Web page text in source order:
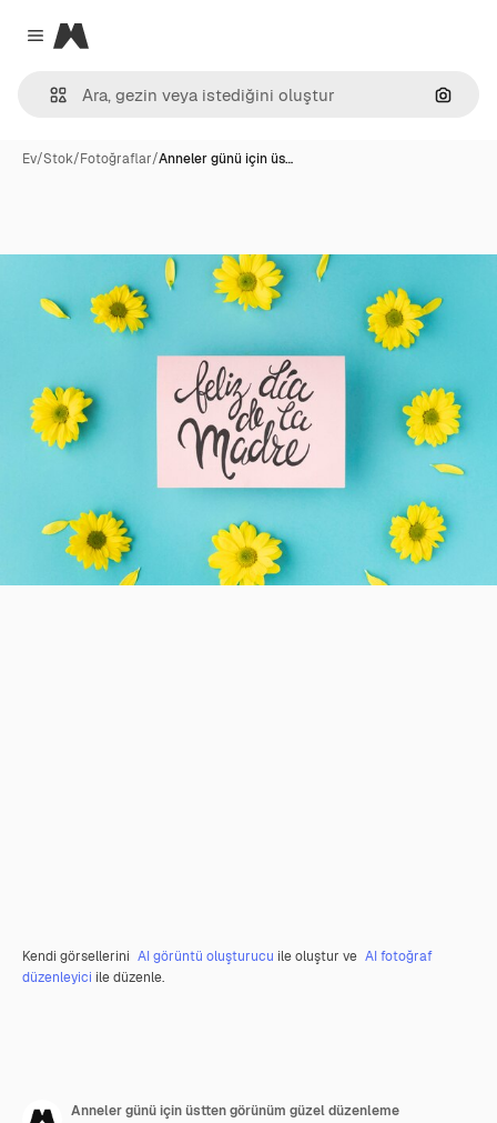
Close menu
Magnific
Ev/Stok/Fotoğraflar/Anneler günü için üs…
Kendi görsellerini AI görüntü oluşturucu ile oluştur ve AI fotoğraf
düzenleyici ile düzenle.
Anneler günü için üstten görünüm güzel düzenleme